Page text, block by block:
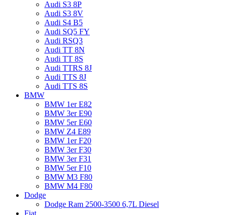
Audi S3 8P
Audi S3 8V
Audi S4 B5
Audi SQ5 FY
Audi RSQ3
Audi TT 8N
Audi TT 8S
Audi TTRS 8J
Audi TTS 8J
Audi TTS 8S
BMW
BMW 1er E82
BMW 3er E90
BMW 5er E60
BMW Z4 E89
BMW 1er F20
BMW 3er F30
BMW 3er F31
BMW 5er F10
BMW M3 F80
BMW M4 F80
Dodge
Dodge Ram 2500-3500 6,7L Diesel
Fiat